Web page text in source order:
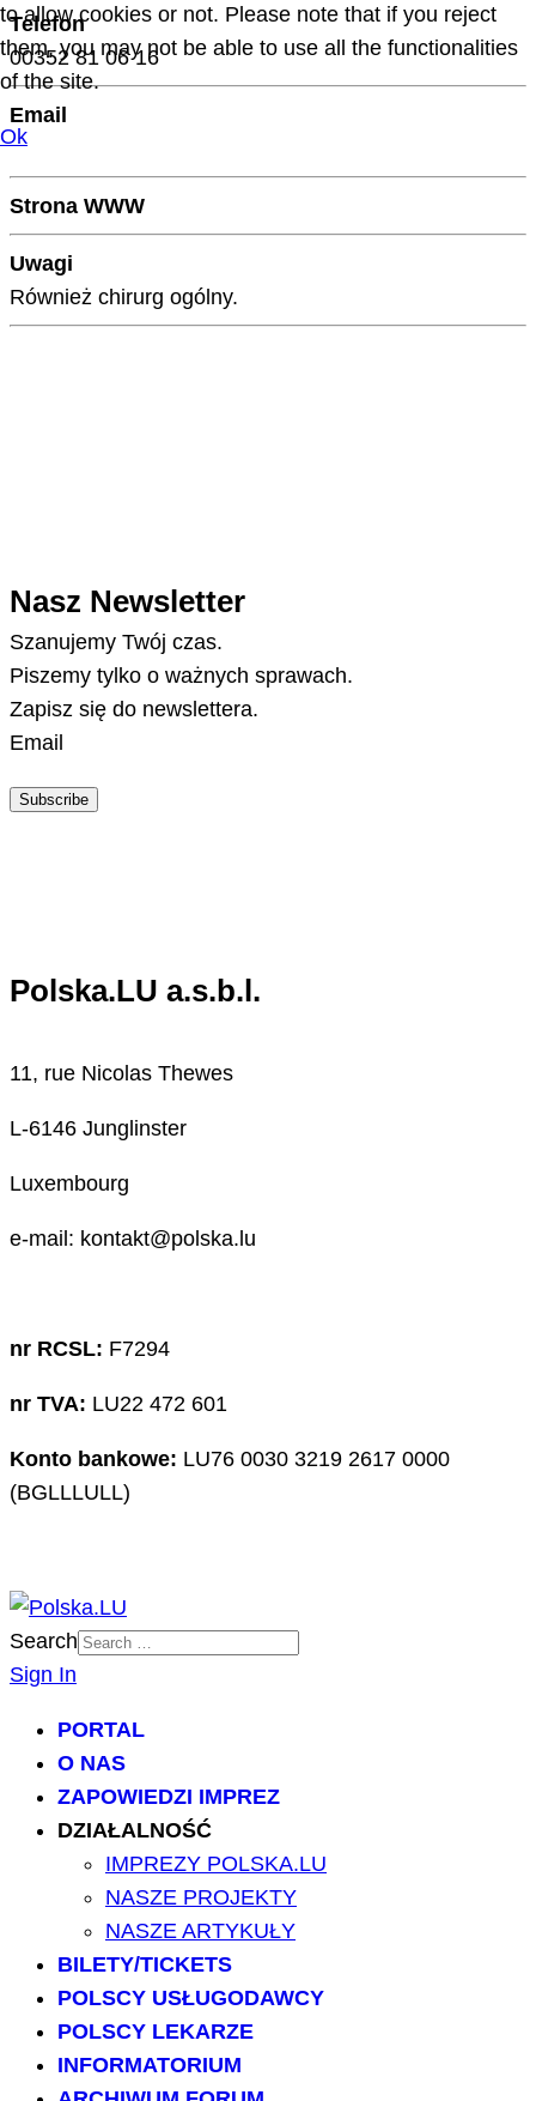
Telefon
00352 81 06 16
Email
Strona WWW
Uwagi
Również chirurg ogólny.
Nasz Newsletter
Szanujemy Twój czas.
Piszemy tylko o ważnych sprawach.
Zapisz się do newslettera.
Email
Subscribe
Polska.LU a.s.b.l.
11, rue Nicolas Thewes
L-6146 Junglinster
Luxembourg
e-mail: kontakt@polska.lu
nr RCSL: F7294
nr TVA: LU22 472 601
Konto bankowe: LU76 0030 3219 2617 0000
(BGLLLULL)
Search
Sign In
PORTAL
O NAS
ZAPOWIEDZI IMPREZ
DZIAŁALNOŚĆ
IMPREZY POLSKA.LU
NASZE PROJEKTY
NASZE ARTYKUŁY
BILETY/TICKETS
POLSCY USŁUGODAWCY
POLSCY LEKARZE
INFORMATORIUM
to allow cookies or not. Please note that if you reject
them, you may not be able to use all the functionalities
of the site.
Ok